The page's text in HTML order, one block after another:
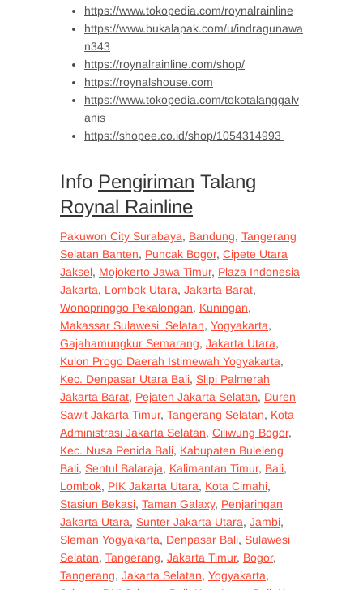
https://www.tokopedia.com/roynalrainline
https://www.bukalapak.com/u/indragunawa
n343
https://roynalrainline.com/shop/
https://roynalshouse.com
https://www.tokopedia.com/tokotalanggalv
anis
https://shopee.co.id/shop/1054314993
Info Pengiriman Talang
Roynal Rainline
Pakuwon City Surabaya, Bandung, Tangerang
Selatan Banten, Puncak Bogor, Cipete Utara
Jaksel, Mojokerto Jawa Timur, Plaza Indonesia
Jakarta, Lombok Utara, Jakarta Barat,
Wonopringgo Pekalongan, Kuningan,
Makassar Sulawesi Selatan, Yogyakarta,
Gajahamungkur Semarang, Jakarta Utara,
Kulon Progo Daerah Istimewah Yogyakarta,
Kec. Denpasar Utara Bali, Slipi Palmerah
Jakarta Barat, Pejaten Jakarta Selatan, Duren
Sawit Jakarta Timur, Tangerang Selatan, Kota
Administrasi Jakarta Selatan, Ciliwung Bogor,
Kec. Nusa Penida Bali, Kabupaten Buleleng
Bali, Sentul Balaraja, Kalimantan Timur, Bali,
Lombok, PIK Jakarta Utara, Kota Cimahi,
Stasiun Bekasi, Taman Galaxy, Penjaringan
Jakarta Utara, Sunter Jakarta Utara, Jambi,
Sleman Yogyakarta, Denpasar Bali, Sulawesi
Selatan, Tangerang, Jakarta Timur, Bogor,
Tangerang, Jakarta Selatan, Yogyakarta,